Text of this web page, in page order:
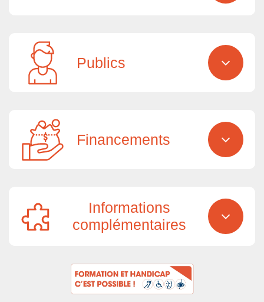
Publics
Financements
Informations
complémentaires